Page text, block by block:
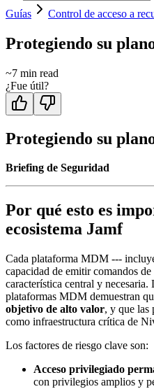
Guías Control de acceso a
Protegiendo su
~7 min read
¿Fue útil?
Protegiendo su
Briefing de Seguridad
Por qué esto es
ecosistema Jamf
Cada plataforma MDM ---
capacidad de emitir comandos
característica central y necesaria.
plataformas MDM demuestran
objetivo de alto valor, y que las
como infraestructura crítica de
Los factores de riesgo clave son:
Acceso privilegiado
con privilegios amplios y